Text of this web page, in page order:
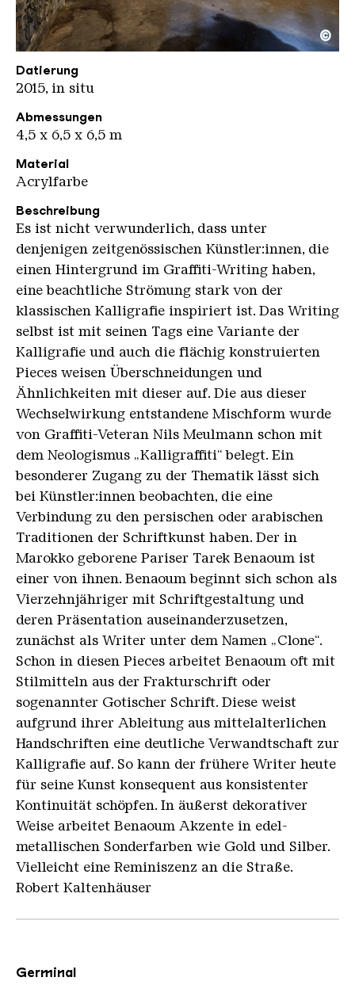
Tarek Benaoum
Copyright: Weltkulturerbe Völklinger Hütte /
©
Datierung
2015, in situ
Abmessungen
4,5 x 6,5 x 6,5 m
Material
Acrylfarbe
Beschreibung
Es ist nicht verwunderlich, dass unter
denjenigen zeitgenössischen Künstler:innen, die
einen Hintergrund im Graffiti-Writing haben,
eine beachtliche Strömung stark von der
klassischen Kalligrafie inspiriert ist. Das Writing
selbst ist mit seinen Tags eine Variante der
Kalligrafie und auch die flächig konstruierten
Pieces weisen Überschneidungen und
Ähnlichkeiten mit dieser auf. Die aus dieser
Wechselwirkung entstandene Mischform wurde
von Graffiti-Veteran Nils Meulmann schon mit
dem Neologismus „Kalligraffiti“ belegt. Ein
besonderer Zugang zu der Thematik lässt sich
bei Künstler:innen beobachten, die eine
Verbindung zu den persischen oder arabischen
Traditionen der Schriftkunst haben. Der in
Marokko geborene Pariser Tarek Benaoum ist
einer von ihnen. Benaoum beginnt sich schon als
Vierzehnjähriger mit Schriftgestaltung und
deren Präsentation auseinanderzusetzen,
zunächst als Writer unter dem Namen „Clone“.
Schon in diesen Pieces arbeitet Benaoum oft mit
Stilmitteln aus der Frakturschrift oder
sogenannter Gotischer Schrift. Diese weist
aufgrund ihrer Ableitung aus mittelalterlichen
Handschriften eine deutliche Verwandtschaft zur
Kalligrafie auf. So kann der frühere Writer heute
für seine Kunst konsequent aus konsistenter
Kontinuität schöpfen. In äußerst dekorativer
Weise arbeitet Benaoum Akzente in edel-
metallischen Sonderfarben wie Gold und Silber.
Vielleicht eine Reminiszenz an die Straße.
Robert Kaltenhäuser
Germinal